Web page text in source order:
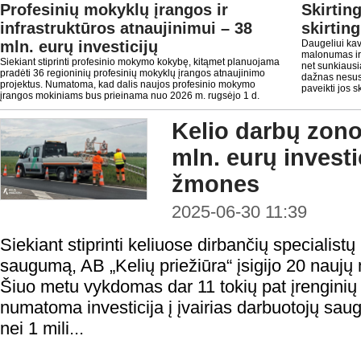
Profesinių mokyklų įrangos ir
infrastruktūros atnaujinimui – 38
mln. eurų investicijų
Siekiant stiprinti profesinio mokymo kokybę, kitąmet planuojama
pradėti 36 regioninių profesinių mokyklų įrangos atnaujinimo
projektus. Numatoma, kad dalis naujos profesinio mokymo
įrangos mokiniams bus prieinama nuo 2026 m. rugsėjo 1 d.
Daugeliui
malonumas
net
dažnas
paveikti jos
Kelio darbų
mln. eurų
žmones
2025-06-30 11:39
Siekiant stiprinti keliuose dirbančių
saugumą, AB „Kelių priežiūra“ įsigijo 20
Šiuo metu vykdomas dar 11 tokių pat
numatoma investicija į įvairias darbuotojų
nei 1 mili...